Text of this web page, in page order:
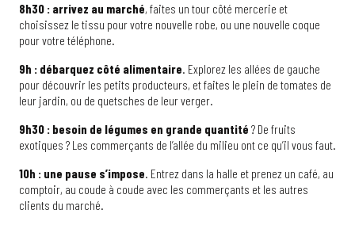
8h30 : arrivez au marché, faites un tour côté mercerie et
choisissez le tissu pour votre nouvelle robe, ou une nouvelle coque
pour votre téléphone.
9h : débarquez côté alimentaire. Explorez les allées de gauche
pour découvrir les petits producteurs, et faites le plein de tomates de
leur jardin, ou de quetsches de leur verger.
9h30 : besoin de légumes en grande quantité ? De fruits
exotiques ? Les commerçants de l’allée du milieu ont ce qu’il vous faut.
10h : une pause s’impose. Entrez dans la halle et prenez un café, au
comptoir, au coude à coude avec les commerçants et les autres
clients du marché.